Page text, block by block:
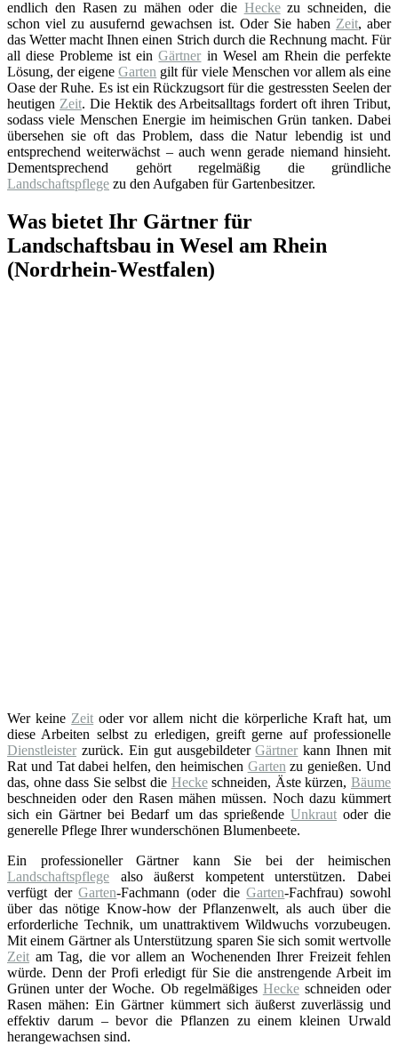
endlich den Rasen zu mähen oder die Heckezu schneiden, die
schon viel zu ausufernd gewachsen ist. Oder Sie haben Zeit, aber
das Wetter macht Ihnen einen Strich durch die Rechnung macht. Für
all diese Probleme ist einGärtner in Wesel am Rhein die perfekte
Lösung, der eigeneGarten gilt für viele Menschen vor allem als eine
Oase der Ruhe. Es ist ein Rückzugsort für die gestressten Seelen der
heutigen Zeit. Die Hektik des Arbeitsalltags fordert oft ihren Tribut,
sodass viele Menschen Energie im heimischen Grün tanken. Dabei
übersehen sie oft das Problem, dass die Natur lebendig ist und
entsprechend weiterwächst – auch wenn gerade niemand hinsieht.
Dementsprechend gehört regelmäßig die gründliche
Landschaftspflege zu den Aufgaben für Gartenbesitzer.
Was bietet Ihr Gärtner für
Landschaftsbau in Wesel am Rhein
(Nordrhein-Westfalen)
Wer keine Zeit oder vor allem nicht die körperliche Kraft hat, um
diese Arbeiten selbst zu erledigen, greift gerne auf professionelle
Dienstleister zurück. Ein gut ausgebildeterGärtner kann Ihnen mit
Rat und Tat dabei helfen, den heimischen Garten zu genießen. Und
das, ohne dass Sie selbst die Heckeschneiden, Äste kürzen,Bäume
beschneiden oder den Rasen mähen müssen. Noch dazu kümmert
sich ein Gärtner bei Bedarf um das sprießende Unkraut oder die
generelle Pflege Ihrer wunderschönen Blumenbeete.
Ein professioneller Gärtner kann Sie bei der heimischen
Landschaftspflege also äußerst kompetent unterstützen. Dabei
verfügt derGarten-Fachmann (oder dieGarten-Fachfrau) sowohl
über das nötige Know-how der Pflanzenwelt, als auch über die
erforderliche Technik, um unattraktivem Wildwuchs vorzubeugen.
Mit einem Gärtner als Unterstützung sparen Sie sich somit wertvolle
Zeit am Tag, die vor allem an Wochenenden Ihrer Freizeit fehlen
würde. Denn der Profi erledigt für Sie die anstrengende Arbeit im
Grünen unter der Woche. Ob regelmäßiges Heckeschneiden oder
Rasen mähen: Ein Gärtner kümmert sich äußerst zuverlässig und
effektiv darum – bevor die Pflanzen zu einem kleinen Urwald
herangewachsen sind.